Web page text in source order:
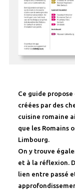
Ce guide
créées par des
cuisine romaine
que les Romains
Limbourg.
On y trouve
et à la réflexion.
lien entre passé